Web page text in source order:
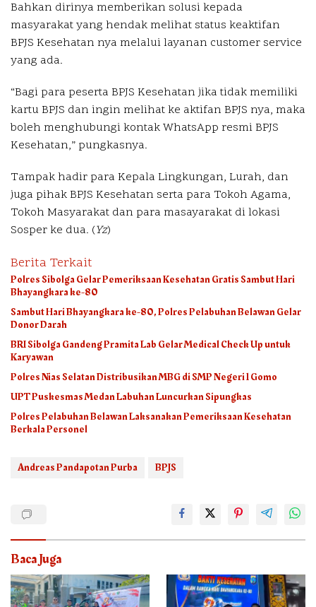
Bahkan dirinya memberikan solusi kepada
masyarakat yang hendak melihat status keaktifan
BPJS Kesehatan nya melalui layanan customer service
yang ada.
“Bagi para peserta BPJS Kesehatan jika tidak memiliki
kartu BPJS dan ingin melihat ke aktifan BPJS nya, maka
boleh menghubungi kontak WhatsApp resmi BPJS
Kesehatan,” pungkasnya.
Tampak hadir para Kepala Lingkungan, Lurah, dan
juga pihak BPJS Kesehatan serta para Tokoh Agama,
Tokoh Masyarakat dan para masayarakat di lokasi
Sosper ke dua. (Yz)
Berita Terkait
Polres Sibolga Gelar Pemeriksaan Kesehatan Gratis Sambut Hari
Bhayangkara ke-80
Sambut Hari Bhayangkara ke-80, Polres Pelabuhan Belawan Gelar
Donor Darah
BRI Sibolga Gandeng Pramita Lab Gelar Medical Check Up untuk
Karyawan
Polres Nias Selatan Distribusikan MBG di SMP Negeri 1 Gomo
UPT Puskesmas Medan Labuhan Luncurkan Sipungkas
Polres Pelabuhan Belawan Laksanakan Pemeriksaan Kesehatan
Berkala Personel
Andreas Pandapotan Purba BPJS
Baca Juga